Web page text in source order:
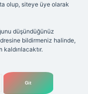
olup, siteye üye olarak
düşündüğünüz
bildirmeniz halinde,